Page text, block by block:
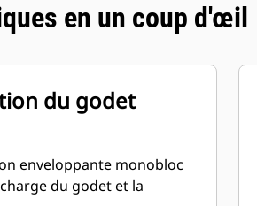
en un coup d'œil
du godet
enveloppante monobloc
du godet et la